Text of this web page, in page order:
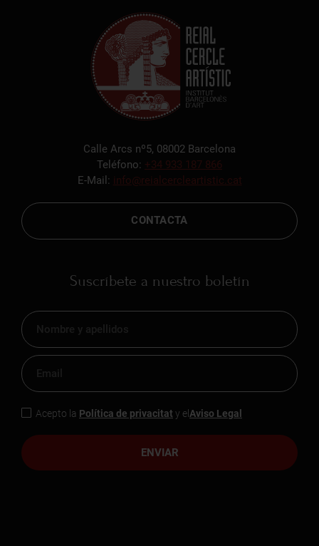
Calle Arcs nº5, 08002 Barcelona
Teléfono: +34 933 187 866
E-Mail: info@reialcercleartistic.cat
CONTACTA
Suscríbete a nuestro boletín
ENVIAR
Acepto la Política de privacitat y el Aviso Legal